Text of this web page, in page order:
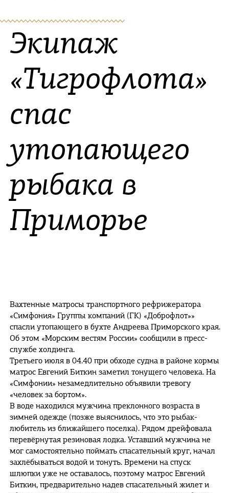
Экипаж
«Тигрофлота»
спас
утопающего
рыбака в
Приморье
Вахтенные матросы транспортного рефрижератора
«Симфония» Группы компаний (ГК) «Доброфлот»»
спасли утопающего в бухте Андреева Приморского края.
Об этом «Морским вестям России» сообщили в пресс-
службе холдинга.
Третьего июля в 04.40 при обходе судна в районе кормы
матрос Евгений Биткин заметил тонущего человека. На
«Симфонии» незамедлительно объявили тревогу
«человек за бортом».
В воде находился мужчина преклонного возраста в
зимней одежде (позже выяснилось, что это рыбак-
любитель из ближайшего поселка). Рядом дрейфовала
перевёрнутая резиновая лодка. Уставший мужчина не
мог самостоятельно поймать спасательный круг, начал
захлёбываться водой и тонуть. Времени на спуск
шлюпки уже не оставалось, поэтому матрос Евгений
Биткин, предварительно надев спасательный жилет и